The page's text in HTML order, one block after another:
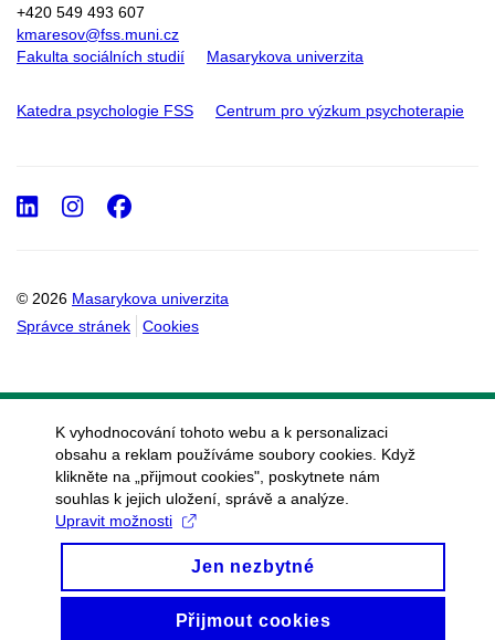
+420 549 493 607
kmaresov@fss.muni.cz
Fakulta sociálních studií
Masarykova univerzita
Katedra psychologie FSS Centrum pro výzkum psychoterapie
© 2026 Masarykova univerzita
Správce stránek
Cookies
LinkedIn
Instagram
Facebook
K vyhodnocování tohoto webu a k personalizaci
obsahu a reklam používáme soubory cookies. Když
klikněte na „přijmout cookies", poskytnete nám
souhlas k jejich uložení, správě a analýze.
Upravit možnosti
Jen nezbytné
Přijmout cookies